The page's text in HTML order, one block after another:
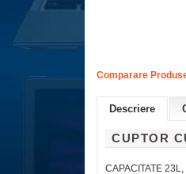
Comparare
Descriere
CUPTOR
CAPACITATE